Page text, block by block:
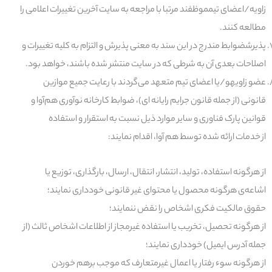
زاویه/اعضای تیمموظفند مرتبا با مراجعه به سایت آخرین تغییرات اعلامی را
مطالعه کنند.
پذیرشضوابطمندرج در این سند به معنی پذیرش و التزام به کلیه تغییرات و
اصلاحات بعدی آن به شرطی که در سایت منتشر شده باشند، خواهد بود.
عضو زاویهو/یااعضای تیممتعهد می‌گردند با رعایت جمیع موازین
قانونی (از جمله قانون جرایم رایانه ای)، ضوابط کارخانه نوآوری هم‌آوا و
قوانین پارک فناوری و سایر موارد ذیل نسبت به استقرار و استفاده
ازخدماتارائه شده توسطهم آوا، اقدام نمایند:
از هرگونه استفاده، تولید، انتشار، انتقال، ارسال، بارگذاری، توزیع یا
اشاعه‌ی هرگونه محصول یا محتوای غیر قانونی خودداری نمایند؛
حقوق مالکیت فکری اشخاص را نقض ننمایند؛
از هرگونه تحصیل، تخریب یا استفاده غیرمجاز از اطلاعات اشخاص ثالث (از
جمله آدرس ایمیل) خودداری نمایند؛
از هرگونه سوء رفتار یا اعمال غیرمتعارف که موجب برهم خوردن